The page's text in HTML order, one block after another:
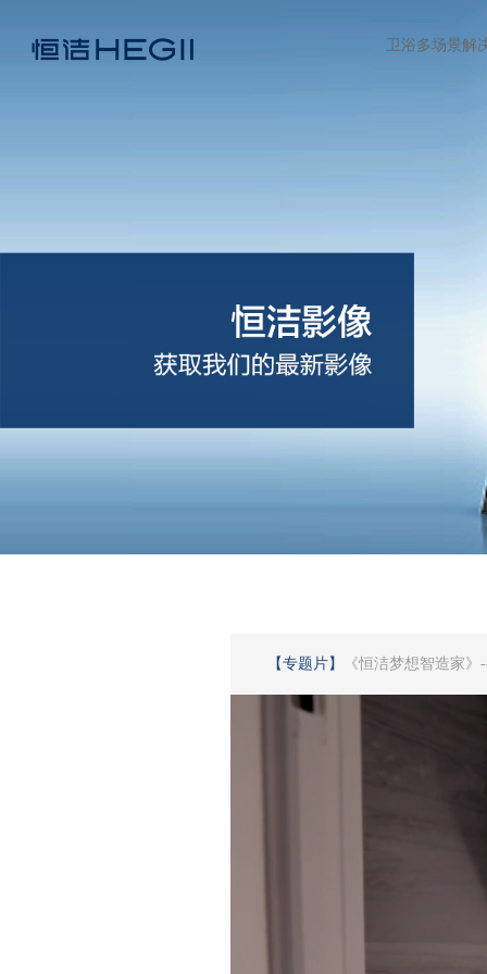
卫浴多场景解
【专题片】 《恒洁梦想智造家